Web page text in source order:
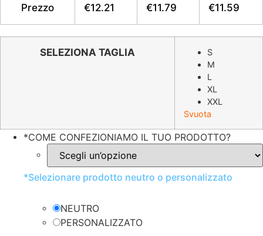
Prezzo €12.21 €11.79 €11.59
SELEZIONA TAGLIA
S
M
L
XL
XXL
Svuota
*COME CONFEZIONIAMO IL TUO PRODOTTO?
*Selezionare prodotto neutro o personalizzato
NEUTRO
PERSONALIZZATO